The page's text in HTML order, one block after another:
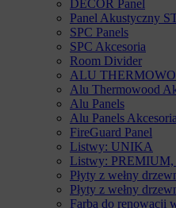
DECOR Panel
Panel Akustyczny
SPC Panels
SPC Akcesoria
Room Divider
ALU
Alu Thermowood
Alu Panels
Alu Panels Akcesoria
FireGuard Panel
Listwy: UNIKA
Listwy: PREMIUM,
Płyty z wełny
Płyty z wełny
Farba do renowacji